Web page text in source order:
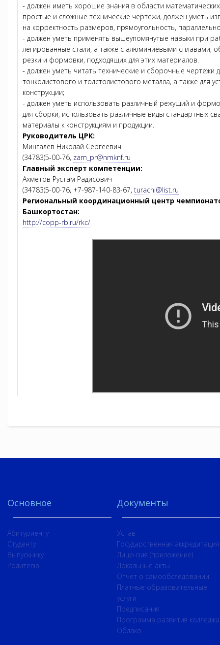
- должен иметь хорошие знания в области
простые и сложные технические чертежи, должен уметь
на корректность размеров, прямоугольность,
- должен уметь применять вышеупомянутые навыки при
легированные стали, а также с алюминиевыми
резки и формовки, подходящих для этих материалов.
- должен уметь читать технические и сборочные
тонколистового и толстолистового металла, а также для
конструкции;
- должен уметь использовать различный режущий и
для сборки, использовать различные виды стандартных
материалы к конструкциям и продукции.
Руководитель ЦРК:
Мингалев Николай Сергеевич
(34783)5-00-76, zam_pr@nmknf.ru
Главный эксперт компетенции:
Ахметов Рустам Радисович
(34783)5-00-76, +7-987-140-83-67, turachi@list.ru
Региональный координационный центр
Башкортостан:
http://copp-rb.ru/rkc/
Основное
Абитуриенту
Студенту
Выпускнику
Родителю
Документы
Устав
Государственная аккредитация
Лицензия (приложение)
Локальные акты
Отчет о самообследовании
Платные образовательные
услуги
Предписания
Программа развития колледжа
Облако